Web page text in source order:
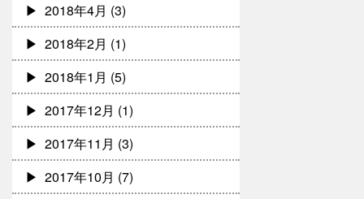
2018年4月 (3)
2018年2月 (1)
2018年1月 (5)
2017年12月 (1)
2017年11月 (3)
2017年10月 (7)